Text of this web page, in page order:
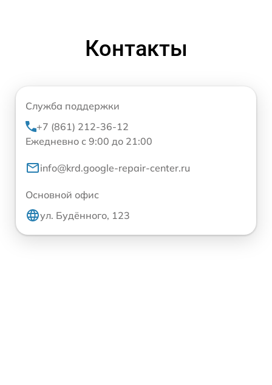
Контакты
Служба поддержки
+7 (861) 212-36-12
Ежедневно с 9:00 до 21:00
info@krd.google-repair-center.ru
Основной офис
ул. Будённого, 123